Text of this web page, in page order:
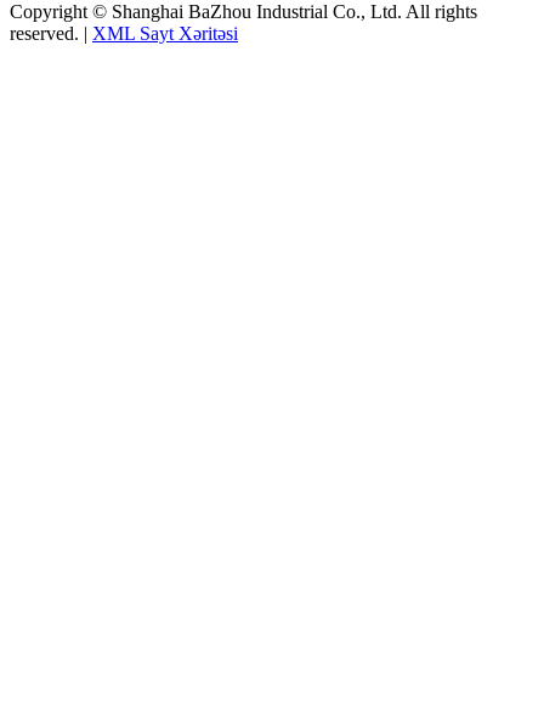
Copyright © Shanghai BaZhou Industrial Co., Ltd. All rights
reserved. | XML Sayt Xəritəsi